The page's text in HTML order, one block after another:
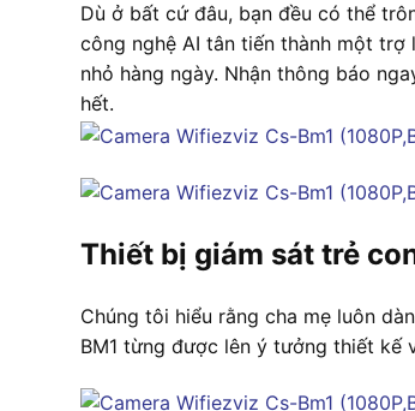
Dù ở bất cứ đâu, bạn đều có thể
công nghệ AI tân tiến thành một
nhỏ hàng ngày. Nhận thông báo
hết.
Thiết bị giám sát trẻ
Chúng tôi hiểu rằng cha mẹ luôn
BM1 từng được lên ý tưởng thiết kế